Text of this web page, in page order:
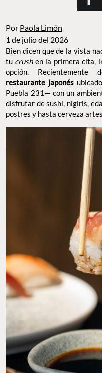
Por Paola Limón
1 de julio del 2026
Bien dicen que de la vista
tu crush en la primera cita,
opción. Recientemente
restaurante japonés
Puebla 231— con un
disfrutar de sushi, nigiris,
postres y hasta cerveza